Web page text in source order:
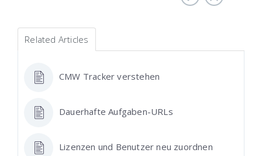
Related Articles
CMW Tracker verstehen
Dauerhafte Aufgaben-URLs
Lizenzen und Benutzer neu zuordnen